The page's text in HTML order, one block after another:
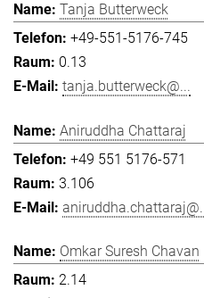
Tanja Butterweck
+49-551-5176-745
0.13
tanja.butterweck@...
Aniruddha Chattaraj
+49 551 5176-571
3.106
Omkar Suresh Chavan
2.14